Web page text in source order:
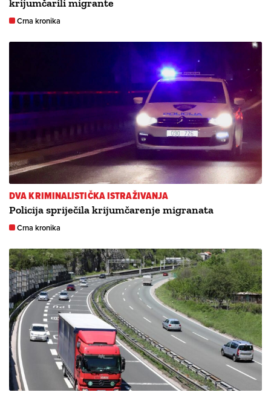
krijumčarili migrante
Crna kronika
DVA KRIMINALISTIČKA ISTRAŽIVANJA
Policija spriječila krijumčarenje migranata
Crna kronika